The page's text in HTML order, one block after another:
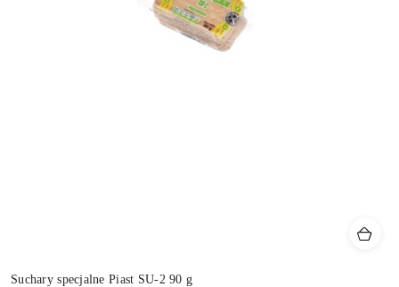
Suchary specjalne Piast SU-2 90 g